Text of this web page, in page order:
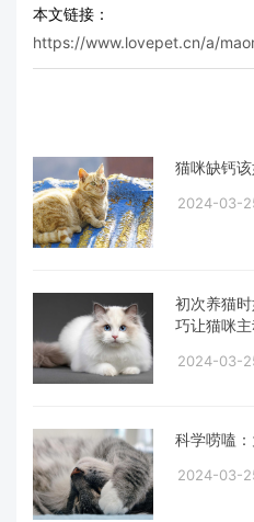
本文链接：
https://www.lovepet.cn/a/
猫咪缺钙
2024-03-
初次养猫
巧让猫咪主
2024-03-
科学唠嗑
2024-03-